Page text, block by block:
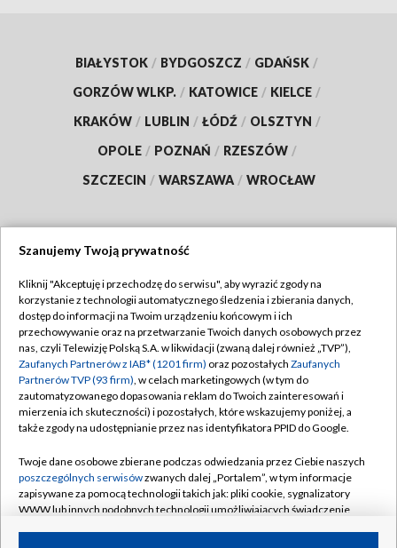
BIAŁYSTOK / BYDGOSZCZ / GDAŃSK /
GORZÓW WLKP. / KATOWICE / KIELCE /
KRAKÓW / LUBLIN / ŁÓDŹ / OLSZTYN /
OPOLE / POZNAŃ / RZESZÓW /
SZCZECIN / WARSZAWA / WROCŁAW
TVP
Abonament TVP
Emisja w TVP
Centrum informacji TVP
Naziemna Telewizja Cyfrowa
Rada Programowa
System NOS
Informacje o nadawcy
Regulamin TVP
Polityka prywatności
Moje zgody
Pomoc
Kontakt
Kanały
Szanujemy Twoją prywatność
Kliknij "Akceptuję i przechodzę do serwisu", aby wyrazić zgody na
korzystanie z technologii automatycznego śledzenia i zbierania danych,
dostęp do informacji na Twoim urządzeniu końcowym i ich
przechowywanie oraz na przetwarzanie Twoich danych osobowych przez
nas, czyli Telewizję Polską S.A. w likwidacji (zwaną dalej również „TVP”),
Zaufanych Partnerów z IAB* (1201 firm) oraz pozostałych Zaufanych
Partnerów TVP (93 firm), w celach marketingowych (w tym do
zautomatyzowanego dopasowania reklam do Twoich zainteresowań i
mierzenia ich skuteczności) i pozostałych, które wskazujemy poniżej, a
także zgody na udostępnianie przez nas identyfikatora PPID do Google.
Twoje dane osobowe zbierane podczas odwiedzania przez Ciebie naszych
poszczególnych serwisówzwanych dalej „Portalem”, w tym informacje
zapisywane za pomocą technologii takich jak: pliki cookie, sygnalizatory
WWW lub innych podobnych technologii umożliwiających świadczenie